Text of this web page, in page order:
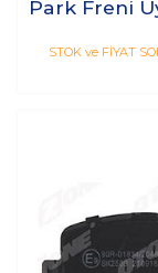
Park Freni
STOK ve FİYAT